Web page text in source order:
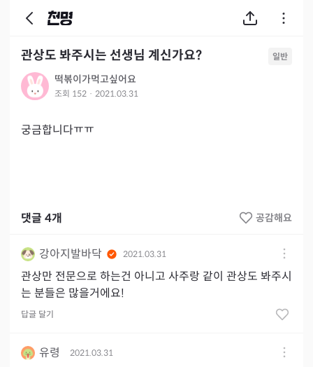
관상도 봐주시는 선생님 계신가요? 일반
떡볶이가먹고싶어요
조회 152 · 2021.03.31
궁금합니다ㅠㅠ
댓글 4개 공감해요
강아지발바닥 2021.03.31
관상만 전문으로 하는건 아니고 사주랑 같이 관상도 봐주시
는 분들은 많을거에요!
답글 달기
유령 2021.03.31